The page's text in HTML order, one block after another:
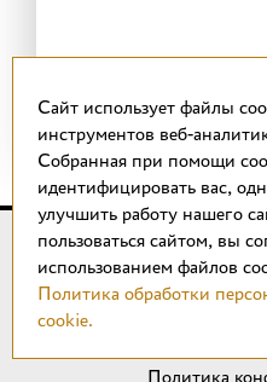
© 2018 – 2026
Магазин качественной
покрытий
Политика
Cайт использует файлы
инструментов веб-
Собранная при помощи
идентифицировать вас,
улучшить работу нашего
пользоваться сайтом, вы
использованием файлов
Политика обработки
cookie.